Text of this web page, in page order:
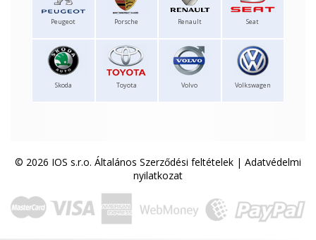
Peugeot Porsche Renault Seat
Skoda Toyota Volvo Volkswagen
© 2026 IOS s.r.o. Általános Szerződési feltételek | Adatvédelmi
nyilatkozat